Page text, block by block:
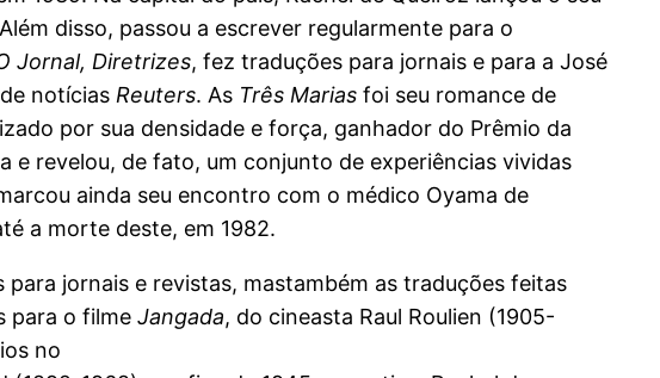
disso, passou a escrever regularmente para o
Jornal, Diretrizes, fez traduções para jornais e para a José
notícias Reuters. As Três Marias foi seu romance de
por sua densidade e força, ganhador do Prêmio da
e revelou, de fato, um conjunto de experiências vividas
ainda seu encontro com o médico Oyama de
a morte deste, em 1982.
jornais e revistas, mastambém as traduções feitas
para o filme Jangada, do cineasta Raul Roulien (1905-
no